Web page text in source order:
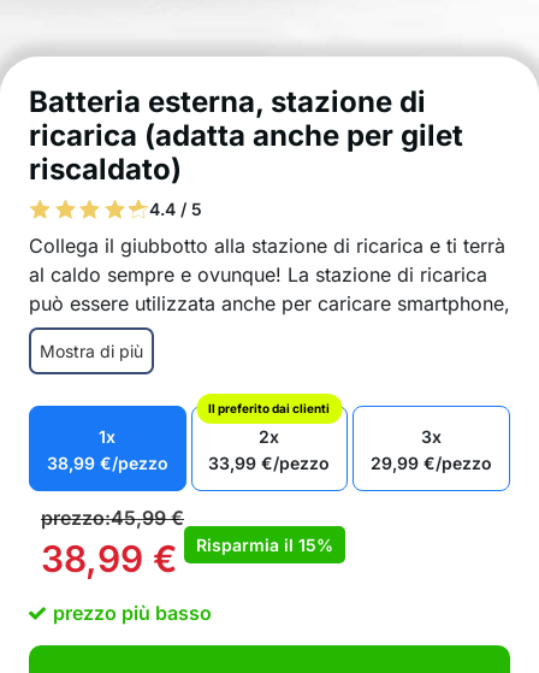
Batteria esterna, stazione di
ricarica (adatta anche per gilet
riscaldato)
4.4 / 5
Collega il giubbotto alla stazione di ricarica e ti terrà
al caldo sempre e ovunque! La stazione di ricarica
può essere utilizzata anche per caricare smartphone,
tablet, fotocamere, ecc.
Ha 2 porte USB
Potente stazione di ricarica – 10000 mAh
Puoi usarla anche per caricare altri dispositivi
smart
Facile da usare
Funzionamento senza cavi e prese
La confezione contiene: 1x stazione di ricarica
Mostra di più
1x
38,99 €/pezzo
Il preferito dai clienti
2x
33,99€/pezzo
3x
29,99€/pezzo
prezzo:45,99€
38,99 € Risparmia il 15%
prezzo più basso